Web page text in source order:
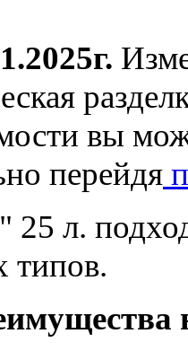
вы
перейдя
25 л.
типов.